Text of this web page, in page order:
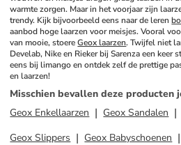
warmte zorgen. Maar in het voorjaar zijn
trendy. Kijk bijvoorbeeld eens naar de leren
aanbod hoge laarzen voor meisjes. Vooral
van mooie, stoere Geox laarzen. Twijfel niet
Develab, Nike en Rieker bij Sarenza een keer
eens bij limango en ontdek zelf de prettige
en laarzen!
Misschien bevallen deze producten
Geox Enkellaarzen
Geox Sandalen
Geox Slippers
Geox Babyschoenen